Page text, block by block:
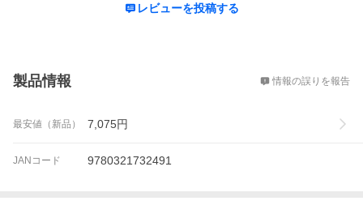
レビューを投稿する
製品情報 情報の誤りを報告
最安値（新品） 7,075円
JANコード 9780321732491